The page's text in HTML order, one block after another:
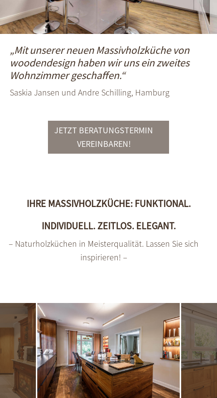
„Mit unserer neuen Massivholzküche von
woodendesign haben wir uns ein zweites
Wohnzimmer geschaffen.“
Saskia Jansen und Andre Schilling, Hamburg
JETZT BERATUNGSTERMIN
VEREINBAREN!
IHRE MASSIVHOLZKÜCHE: FUNKTIONAL.
INDIVIDUELL. ZEITLOS. ELEGANT.
– Naturholzküchen in Meisterqualität. Lassen Sie sich
inspirieren! –